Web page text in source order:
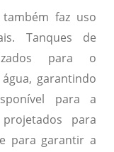
faz uso
Tanques de
para o
garantindo
para a
para
e para garantir a